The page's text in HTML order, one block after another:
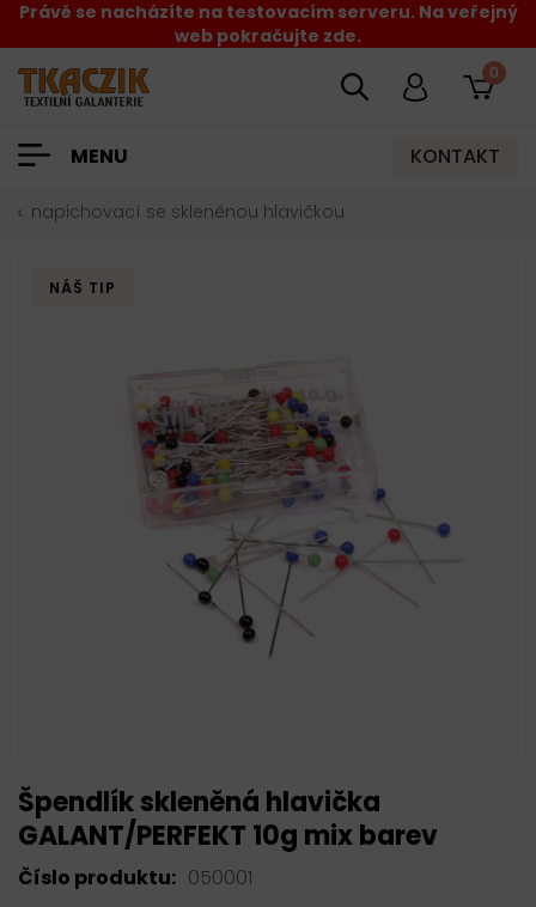
Právě se nacházíte na testovacím serveru. Na veřejný
web pokračujte zde.
0
MENU KONTAKT
napichovací se skleněnou hlavičkou
NÁŠ TIP
Špendlík skleněná hlavička
GALANT/PERFEKT 10g mix barev
Číslo produktu: 050001